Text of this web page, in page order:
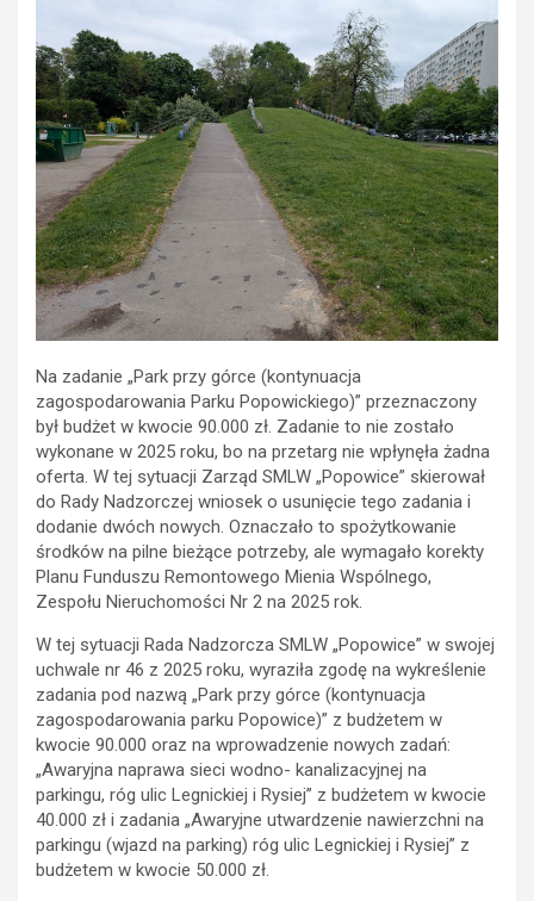
Na zadanie „Park przy górce (kontynuacja
zagospodarowania Parku Popowickiego)” przeznaczony
był budżet w kwocie 90.000 zł. Zadanie to nie zostało
wykonane w 2025 roku, bo na przetarg nie wpłynęła żadna
oferta. W tej sytuacji Zarząd SMLW „Popowice” skierował
do Rady Nadzorczej wniosek o usunięcie tego zadania i
dodanie dwóch nowych. Oznaczało to spożytkowanie
środków na pilne bieżące potrzeby, ale wymagało korekty
Planu Funduszu Remontowego Mienia Wspólnego,
Zespołu Nieruchomości Nr 2 na 2025 rok.
W tej sytuacji Rada Nadzorcza SMLW „Popowice” w swojej
uchwale nr 46 z 2025 roku, wyraziła zgodę na wykreślenie
zadania pod nazwą „Park przy górce (kontynuacja
zagospodarowania parku Popowice)” z budżetem w
kwocie 90.000 oraz na wprowadzenie nowych zadań:
„Awaryjna naprawa sieci wodno- kanalizacyjnej na
parkingu, róg ulic Legnickiej i Rysiej” z budżetem w kwocie
40.000 zł i zadania „Awaryjne utwardzenie nawierzchni na
parkingu (wjazd na parking) róg ulic Legnickiej i Rysiej” z
budżetem w kwocie 50.000 zł.